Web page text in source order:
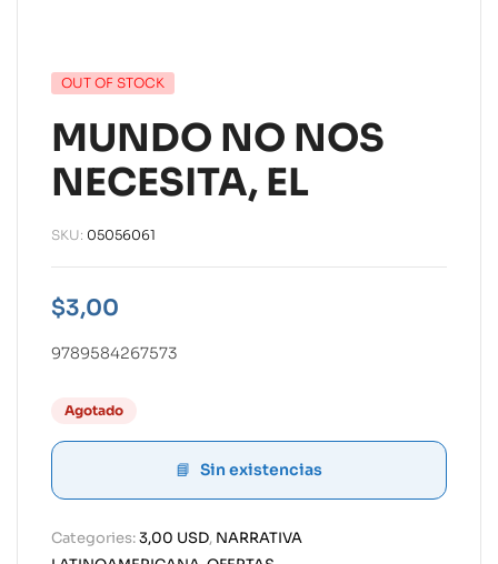
OUT OF STOCK
MUNDO NO NOS
NECESITA, EL
SKU: 05056061
$3,00
9789584267573
Agotado
Sin existencias
Categories:3,00 USD, NARRATIVA